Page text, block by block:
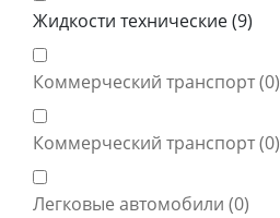
Жидкости технические (9)
Коммерческий транспорт (0)
Коммерческий транспорт (0)
Легковые автомобили (0)